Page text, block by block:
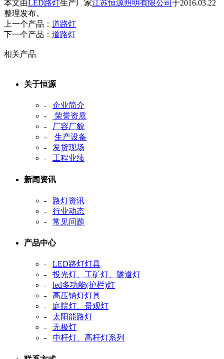
本文由LED路灯生产厂家江苏恒源照明有限公司 于2016.03.22
整理发布。
上一个产品： 道路灯
下一个产品： 道路灯
相关产品
关于恒源
- 企业简介
-
荣誉资质
- 厂容厂貌
- 生产设备
- 发货现场
- 工程业绩
新闻资讯
- 路灯资讯
- 行业动态
- 常见问题
产品中心
- LED路灯灯具
- 投光灯、工矿灯、隧道灯
- led多功能(护栏)灯
- 高压钠灯灯具
- 庭院灯、景观灯
- 太阳能路灯
- 无极灯
- 中杆灯、高杆灯系列